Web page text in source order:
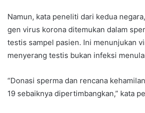
Namun, kata peneliti dari kedua
gen virus korona ditemukan dalam
testis sampel pasien. Ini menunjukan
menyerang testis bukan infeksi
“Donasi sperma dan rencana
19 sebaiknya dipertimbangkan,” kata